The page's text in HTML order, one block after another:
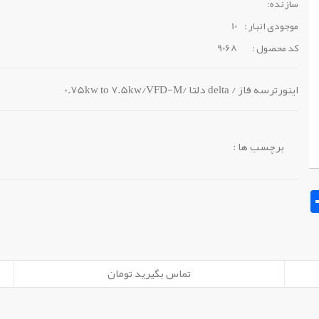
موجودی انبار : 10
کد محصول :
9068
اینورترسه فاز / delta دلتا /0.75kw to 7.5kw/VFD-M
برچسب ها :
تماس بگیرید تومان